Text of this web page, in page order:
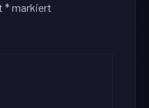
*markiert